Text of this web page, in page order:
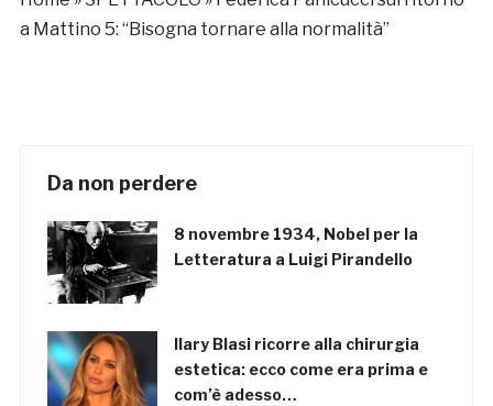
a Mattino 5: “Bisogna tornare alla normalità”
Da non perdere
8 novembre 1934, Nobel per la
Letteratura a Luigi Pirandello
Ilary Blasi ricorre alla chirurgia
estetica: ecco come era prima e
com’è adesso…